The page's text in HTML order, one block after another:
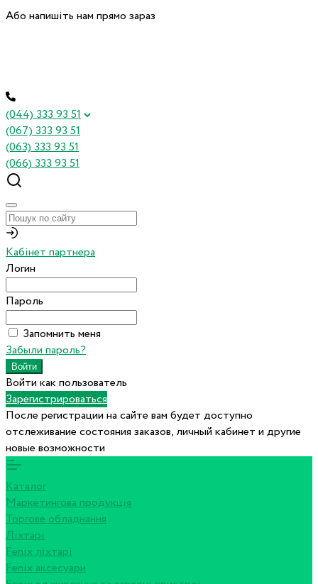
Або напишіть нам прямо зараз
(044) 333 93 51
(067) 333 93 51
(063) 333 93 51
(066) 333 93 51
Кабінет партнера
Логин
Пароль
Запомнить меня
Забыли пароль?
Войти как пользователь
Зарегистрироваться
После регистрации на сайте вам будет доступно
отслеживание состояния заказов, личный кабинет и другие
новые возможности
Каталог
Маркетингова продукція
Торгове обладнання
Ліхтарі
Fenix ліхтарі
Fenix аксесуари